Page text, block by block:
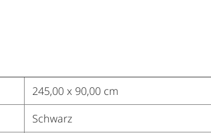
245,00 x 90,00 cm
Schwarz